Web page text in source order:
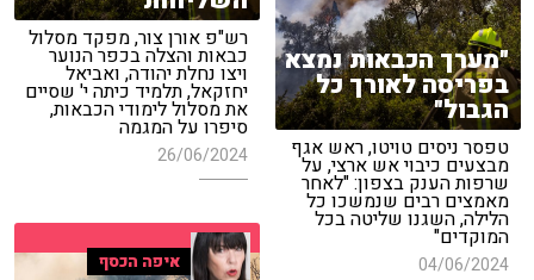
רש"פ אורן צור, מפקד מסלול
כבאות והצלה בכפר הנוער
ויצו נחלת יהודה, ואביאל
יחזקאל, תלמיד כיתה י' שסיים
את מסלול לימודי הכבאות,
סיפרו על המגמה
26/06/2024
"מערך הכבאות נמצא
בפריסה לאורך כל
הגבול"
טפסר ניסים טויטו, ראש אגף
מבצעים כיבוי אש ארצי, על
שרפות הענק בצפון: "לאחר
מאמצים רבים שנמשכו כל
הלילה, השגנו שליטה בכל
המוקדים"
04/06/2024 איפה הכסף